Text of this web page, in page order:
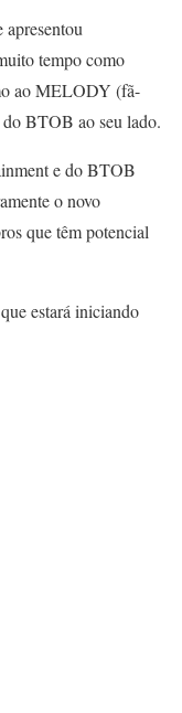
tempo como
ao MELODY (fã-
BTOB ao seu lado.
e do BTOB
o novo
que têm potencial
estará iniciando